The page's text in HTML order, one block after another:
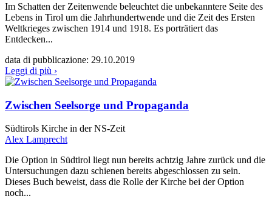
Im Schatten der Zeitenwende beleuchtet die unbekanntere Seite des
Lebens in Tirol um die Jahrhundertwende und die Zeit des Ersten
Weltkrieges zwischen 1914 und 1918. Es porträtiert das
Entdecken...
data di pubblicazione: 29.10.2019
Leggi di più ›
Zwischen Seelsorge und Propaganda
Südtirols Kirche in der NS-Zeit
Alex Lamprecht
Die Option in Südtirol liegt nun bereits achtzig Jahre zurück und die
Untersuchungen dazu schienen bereits abgeschlossen zu sein.
Dieses Buch beweist, dass die Rolle der Kirche bei der Option
noch...